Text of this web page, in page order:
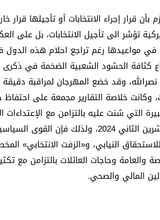
قرار إجراء الانتخابات أو تأجيلها
تؤشر الى تأجيل الانتخابات، بل على
مواعيدها رغم تراجع احلام هذه الدول
كثافة الحشود الشعبية الضخمة في ذكرى
وقد خضع المهرجان لمراقبة دقيقة
وكانت خلاصة التقارير مجمعة على
التي شنت عليه بالتزامن مع
إطلاق النار في 29 تشرين الثاني 2024،
النيابي، و«الزفت الانتخابي»
والعامة وحاجات العائلات بالتزامن مع
المالي والصحي.